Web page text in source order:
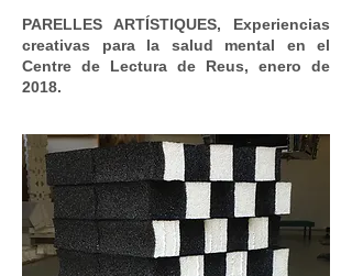
PARELLES ARTÍSTIQUES, Experiencias
creativas para la salud mental en el
Centre de Lectura de Reus, enero de
2018.